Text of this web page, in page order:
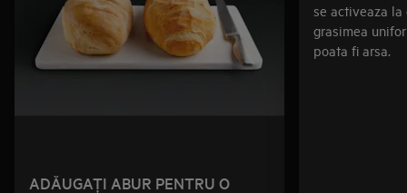
ADĂUGAŢI ABUR PENTRU O
se activeaza
grasimea
poata fi arsa.